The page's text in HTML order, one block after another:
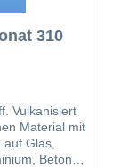
310
Vulkanisiert
Material mit
Glas,
Beton,